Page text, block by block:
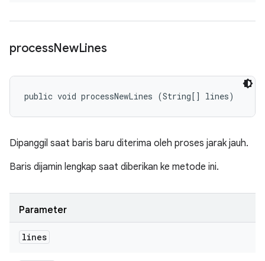
processNewLines
public void processNewLines (String[] lines)
Dipanggil saat baris baru diterima oleh proses jarak jauh.
Baris dijamin lengkap saat diberikan ke metode ini.
Parameter
lines